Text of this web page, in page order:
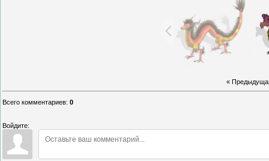
«
Всего комментариев: 0
Войдите: